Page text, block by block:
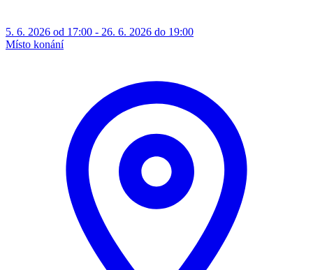
5. 6. 2026 od 17:00 - 26. 6. 2026 do 19:00
Místo konání